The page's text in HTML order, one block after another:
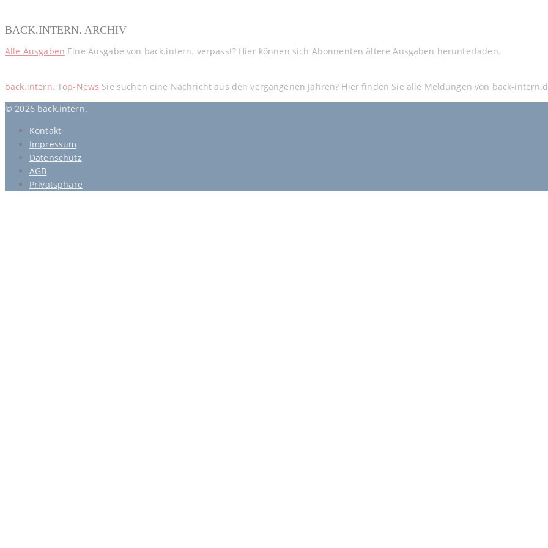
BACK.INTERN. ARCHIV
Alle Ausgaben Eine Ausgabe von back.intern. verpasst? Hier können sich Abonnenten ältere Ausgaben herunterladen.
back.intern. Top-News Sie suchen eine Nachricht aus den vergangenen Jahren? Hier finden Sie alle Meldungen von back-
© 2026 back.intern.
Kontakt
Impressum
Datenschutz
AGB
Privatsphäre